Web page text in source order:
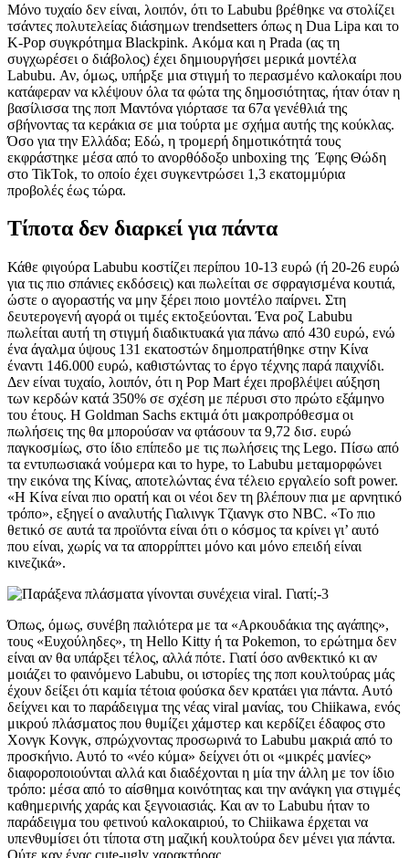
Μόνο τυχαίο δεν είναι, λοιπόν, ότι το Labubu βρέθηκε να στολίζει
τσάντες πολυτελείας διάσημων trendsetters όπως η Dua Lipa και το
K-Pop συγκρότημα Blackpink. Ακόμα και η Prada (ας τη
συγχωρέσει ο διάβολος) έχει δημιουργήσει μερικά μοντέλα
Labubu. Αν, όμως, υπήρξε μια στιγμή το περασμένο καλοκαίρι που
κατάφεραν να κλέψουν όλα τα φώτα της δημοσιότητας, ήταν όταν η
βασίλισσα της ποπ Μαντόνα γιόρτασε τα 67α γενέθλιά της
σβήνοντας τα κεράκια σε μια τούρτα με σχήμα αυτής της κούκλας.
Όσο για την Ελλάδα; Εδώ, η τρομερή δημοτικότητά τους
εκφράστηκε μέσα από το ανορθόδοξο unboxing της Έφης Θώδη
στο TikTok, το οποίο έχει συγκεντρώσει 1,3 εκατομμύρια
προβολές έως τώρα.
Τίποτα δεν διαρκεί για πάντα
Κάθε φιγούρα Labubu κοστίζει περίπου 10-13 ευρώ (ή 20-26 ευρώ
για τις πιο σπάνιες εκδόσεις) και πωλείται σε σφραγισμένα κουτιά,
ώστε ο αγοραστής να μην ξέρει ποιο μοντέλο παίρνει. Στη
δευτερογενή αγορά οι τιμές εκτοξεύονται. Ένα ροζ Labubu
πωλείται αυτή τη στιγμή διαδικτυακά για πάνω από 430 ευρώ, ενώ
ένα άγαλμα ύψους 131 εκατοστών δημοπρατήθηκε στην Κίνα
έναντι 146.000 ευρώ, καθιστώντας το έργο τέχνης παρά παιχνίδι.
Δεν είναι τυχαίο, λοιπόν, ότι η Pop Mart έχει προβλέψει αύξηση
των κερδών κατά 350% σε σχέση με πέρυσι στο πρώτο εξάμηνο
του έτους. Η Goldman Sachs εκτιμά ότι μακροπρόθεσμα οι
πωλήσεις της θα μπορούσαν να φτάσουν τα 9,72 δισ. ευρώ
παγκοσμίως, στο ίδιο επίπεδο με τις πωλήσεις της Lego. Πίσω από
τα εντυπωσιακά νούμερα και το hype, το Labubu μεταμορφώνει
την εικόνα της Κίνας, αποτελώντας ένα τέλειο εργαλείο soft power.
«Η Κίνα είναι πιο ορατή και οι νέοι δεν τη βλέπουν πια με αρνητικό
τρόπο», εξηγεί ο αναλυτής Γιαλινγκ Τζιανγκ στο NBC. «Το πιο
θετικό σε αυτά τα προϊόντα είναι ότι ο κόσμος τα κρίνει γι’ αυτό
που είναι, χωρίς να τα απορρίπτει μόνο και μόνο επειδή είναι
κινεζικά».
Όπως, όμως, συνέβη παλιότερα με τα «Αρκουδάκια της αγάπης»,
τους «Ευχούληδες», τη Hello Kitty ή τα Pokemon, το ερώτημα δεν
είναι αν θα υπάρξει τέλος, αλλά πότε. Γιατί όσο ανθεκτικό κι αν
μοιάζει το φαινόμενο Labubu, οι ιστορίες της ποπ κουλτούρας μάς
έχουν δείξει ότι καμία τέτοια φούσκα δεν κρατάει για πάντα. Αυτό
δείχνει και το παράδειγμα της νέας viral μανίας, του Chiikawa, ενός
μικρού πλάσματος που θυμίζει χάμστερ και κερδίζει έδαφος στο
Χονγκ Κονγκ, σπρώχνοντας προσωρινά το Labubu μακριά από το
προσκήνιο. Αυτό το «νέο κύμα» δείχνει ότι οι «μικρές μανίες»
διαφοροποιούνται αλλά και διαδέχονται η μία την άλλη με τον ίδιο
τρόπο: μέσα από το αίσθημα κοινότητας και την ανάγκη για στιγμές
καθημερινής χαράς και ξεγνοιασιάς. Και αν το Labubu ήταν το
παράδειγμα του φετινού καλοκαιριού, το Chiikawa έρχεται να
υπενθυμίσει ότι τίποτα στη μαζική κουλτούρα δεν μένει για πάντα.